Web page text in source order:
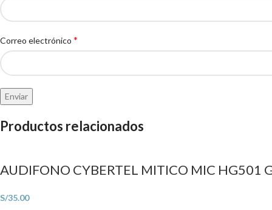
Correo electrónico *
Productos relacionados
AUDIFONO CYBERTEL MITICO MIC HG501
S/35.00